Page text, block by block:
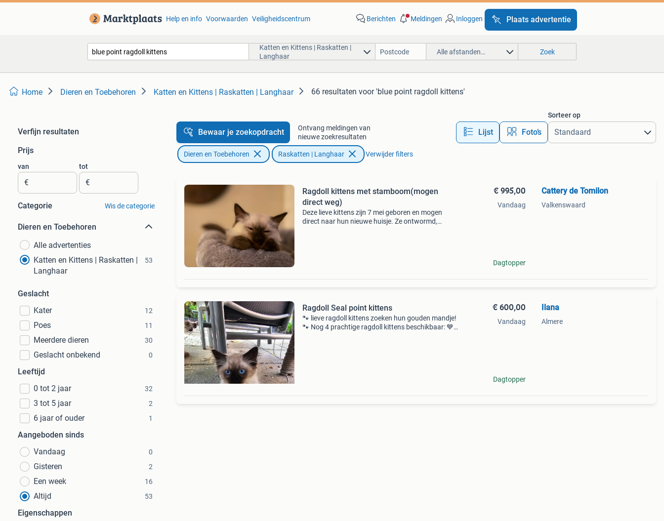
Help en info Voorwaarden Veiligheidscentrum Berichten Meldingen Inloggen Plaats advertentie
Katten en Kittens | Raskatten |
Langhaar
Alle afstanden… Zoek
Home Dieren en Toebehoren Katten en Kittens | Raskatten | Langhaar 66 resultaten voor 'blue point ragdoll kittens'
Verfijn resultaten
Prijs
van
€
tot
€
Categorie Wis de categorie
Dieren en Toebehoren
Alle advertenties
Katten en Kittens | Raskatten |
Langhaar
53
Geslacht
Kater
12
Poes 11
Meerdere dieren 30
Geslacht onbekend 0
Leeftijd
0 tot 2 jaar
32
3 tot 5 jaar 2
6 jaar of ouder 1
Aangeboden sinds
Vandaag
0
Gisteren 2
Een week 16
Altijd 53
Eigenschappen
Bewaar je zoekopdracht
Ontvang meldingen van
nieuwe zoekresultaten
Lijst Foto’s
Sorteer op
Dieren en Toebehoren Raskatten | Langhaar Verwijder filters
Ragdoll kittens met stamboom(mogen
direct weg)
Deze lieve kittens zijn 7 mei geboren en mogen
direct naar hun nieuwe huisje. Ze ontwormd,
€ 995,00
Vandaag
Dagtopper
Cattery de Tomilon
Valkenswaard
Ragdoll Seal point kittens
🐾 lieve ragdoll kittens zoeken hun gouden mandje!
🐾 Nog 4 prachtige ragdoll kittens beschikbaar: 💙 3
€ 600,00
Vandaag
Dagtopper
Ilana
Almere